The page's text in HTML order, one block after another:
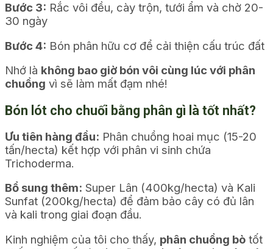
Bước 3: Rắc vôi đều, cày trộn, tưới ẩm và chờ 20-
30 ngày
Bước 4: Bón phân hữu cơ để cải thiện cấu trúc đất
Nhớ là không bao giờ bón vôi cùng lúc với phân
chuồng vì sẽ làm mất đạm nhé!
Bón lót cho chuối bằng phân gì là tốt nhất?
Ưu tiên hàng đầu: Phân chuồng hoai mục (15-20
tấn/hecta) kết hợp với phân vi sinh chứa
Trichoderma.
Bổ sung thêm: Super Lân (400kg/hecta) và Kali
Sunfat (200kg/hecta) để đảm bảo cây có đủ lân
và kali trong giai đoạn đầu.
Kinh nghiệm của tôi cho thấy, phân chuồng bò tốt